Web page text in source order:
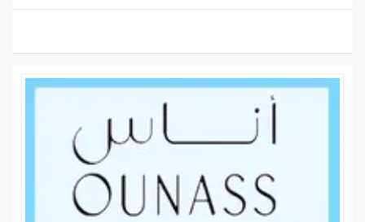
والإكسسوارات. توفر دولتشي مجموعة واسعة من المنتجات
: منذ عام 1960، تقدم علامة فالنتينو مجموعة
متكاملة من المنتجات بداية من الملابس إلى العطور.
أسعارهم معقولة وتأكد أنهم يقدموا تسليم سريع وسهل.
: تقدم مستحضرات تجميل عالية الجودة تضمن
لك أن تكون مظهرك رائع. اكتشفي مجموعة كبيرة من
منتجات المكياج والعناية بالبشرة.